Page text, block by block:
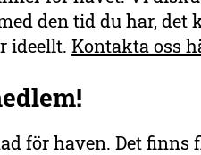
den tid du har, det
ideellt. Kontakta oss
för haven. Det finns